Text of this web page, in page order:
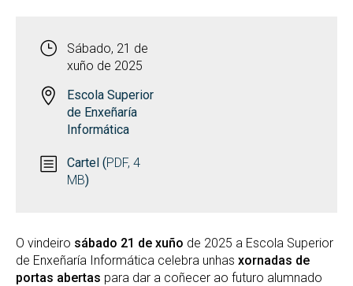
Sábado, 21 de
xuño de 2025
Escola Superior
de Enxeñaría
Informática
Cartel (PDF, 4
MB)
O vindeiro sábado 21 de xuño de 2025 a Escola Superior
de Enxeñaría Informática celebra unhas xornadas de
portas abertas para dar a coñecer ao futuro alumnado